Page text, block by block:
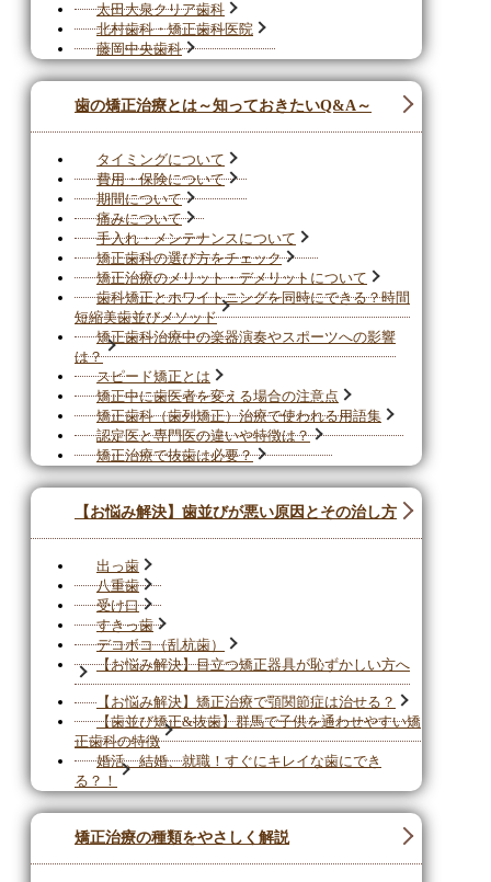
太田大泉クリア歯科
北村歯科・矯正歯科医院
藤岡中央歯科
歯の矯正治療とは～知っておきたいQ&A～
タイミングについて
費用・保険について
期間について
痛みについて
手入れ・メンテナンスについて
矯正歯科の選び方をチェック
矯正治療のメリット・デメリットについて
歯科矯正とホワイトニングを同時にできる？時間
短縮美歯並びメソッド
矯正歯科治療中の楽器演奏やスポーツへの影響
は？
スピード矯正とは
矯正中に歯医者を変える場合の注意点
矯正歯科（歯列矯正）治療で使われる用語集
認定医と専門医の違いや特徴は？
矯正治療で抜歯は必要？
【お悩み解決】歯並びが悪い原因とその治し方
出っ歯
八重歯
受け口
すきっ歯
デコボコ（乱杭歯）
【お悩み解決】目立つ矯正器具が恥ずかしい方へ
【お悩み解決】矯正治療で顎関節症は治せる？
【歯並び矯正&抜歯】群馬で子供を通わせやすい矯
正歯科の特徴
婚活、結婚、就職！すぐにキレイな歯にでき
る？！
矯正治療の種類をやさしく解説